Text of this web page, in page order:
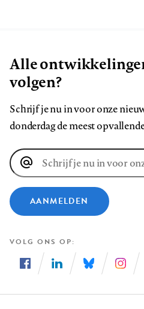
Alle
volgen?
Schrijf je nu in voor onze
donderdag de meest
E-
mailadres
AANMELDEN
VOLG ONS OP
ons
ons
ons
ons